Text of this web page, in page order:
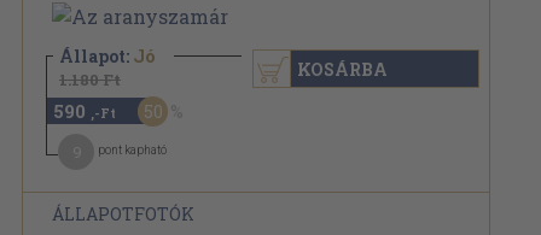
Állapot: Jó
1.180 Ft
590 ,-Ft 50
pont kapható
KOSÁRBA
ÁLLAPOTFOTÓK